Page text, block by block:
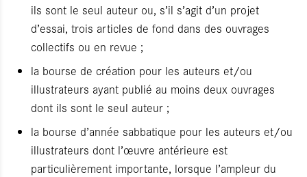
ils sont le seul auteur ou, s’il s’agit d’un projet
d’essai, trois articles de fond dans des ouvrages
collectifs ou en revue ;
la bourse de création pour les auteurs et/ou
illustrateurs ayant publié au moins deux ouvrages
dont ils sont le seul auteur ;
la bourse d’année sabbatique pour les auteurs et/ou
illustrateurs dont l’œuvre antérieure est
particulièrement importante, lorsque l’ampleur du